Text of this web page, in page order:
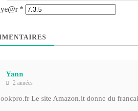
*
Yann
2 années
.fr Le site Amazon.it donne du